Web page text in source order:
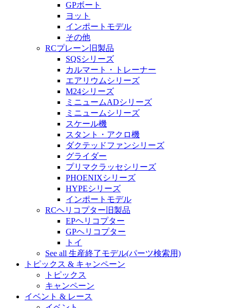
GPボート
ヨット
インポートモデル
その他
RCプレーン旧製品
SQSシリーズ
カルマート・トレーナー
エアリウムシリーズ
M24シリーズ
ミニュームADシリーズ
ミニュームシリーズ
スケール機
スタント・アクロ機
ダクテッドファンシリーズ
グライダー
プリマクラッセシリーズ
PHOENIXシリーズ
HYPEシリーズ
インポートモデル
RCヘリコプター旧製品
EPヘリコプター
GPヘリコプター
トイ
See all 生産終了モデル(パーツ検索用)
トピックス & キャンペーン
トピックス
キャンペーン
イベント & レース